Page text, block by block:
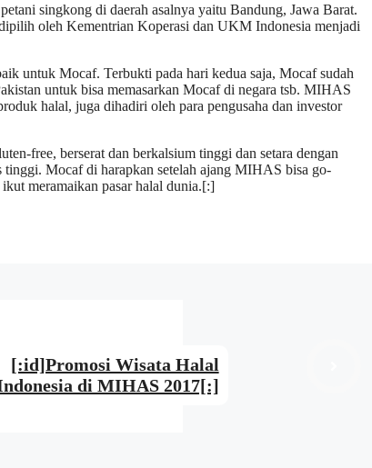
singkong di daerah asalnya yaitu Bandung, Jawa Barat.
oleh Kementrian Koperasi dan UKM Indonesia menjadi
untuk Mocaf. Terbukti pada hari kedua saja, Mocaf sudah
untuk bisa memasarkan Mocaf di negara tsb. MIHAS
halal, juga dihadiri oleh para pengusaha dan investor
free, berserat dan berkalsium tinggi dan setara dengan
tinggi. Mocaf di harapkan setelah ajang MIHAS bisa go-
meramaikan pasar halal dunia.[:]
[:id]Promosi Wisata Halal
di MIHAS 2017[:]